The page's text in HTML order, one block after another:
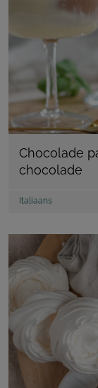
Chocolade
chocolade
Italiaans